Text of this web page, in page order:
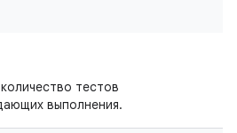
тестов
выполнения.